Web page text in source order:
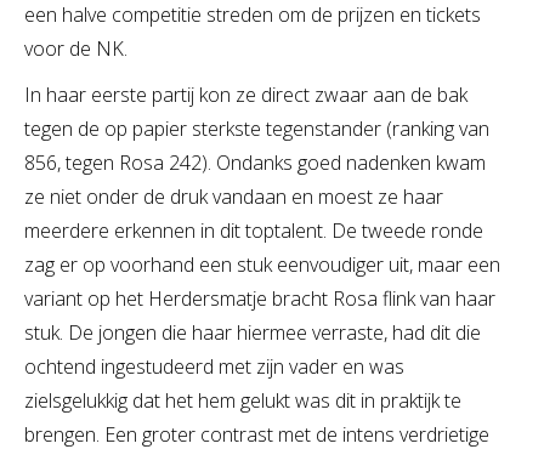
een halve competitie streden om de prijzen en tickets
voor de NK.
In haar eerste partij kon ze direct zwaar aan de bak
tegen de op papier sterkste tegenstander (ranking van
856, tegen Rosa 242). Ondanks goed nadenken kwam
ze niet onder de druk vandaan en moest ze haar
meerdere erkennen in dit toptalent. De tweede ronde
zag er op voorhand een stuk eenvoudiger uit, maar een
variant op het Herdersmatje bracht Rosa flink van haar
stuk. De jongen die haar hiermee verraste, had dit die
ochtend ingestudeerd met zijn vader en was
zielsgelukkig dat het hem gelukt was dit in praktijk te
brengen. Een groter contrast met de intens verdrietige